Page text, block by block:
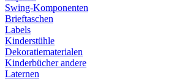
Swing-Komponenten
Brieftaschen
Labels
Kinderstühle
Dekoratiematerialen
Kinderbücher andere
Laternen